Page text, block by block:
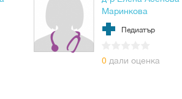
Маринкова
Педиатър
0 дали оценка